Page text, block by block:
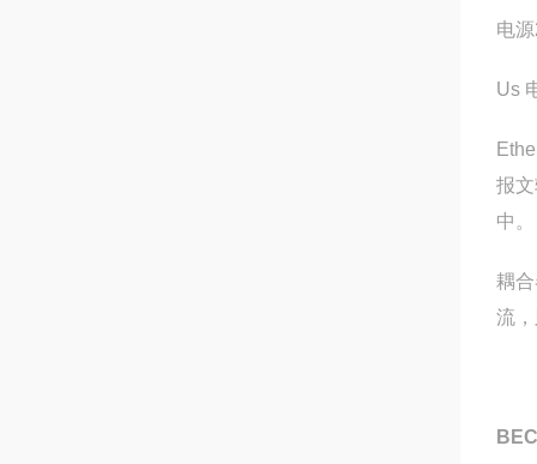
电源
Us
报
中。
耦
流